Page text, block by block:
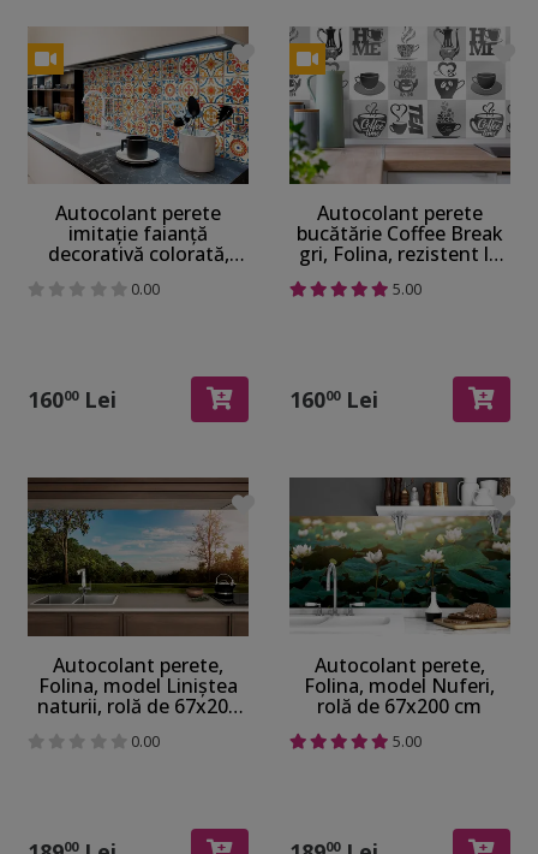
Autocolant perete
imitaţie faianţă
decorativă colorată,
şi căldură, rolă de
0.00
16000Lei
Autocolant perete
bucătărie Coffee Break
gri, Folina, rezistent la
apă şi căldură, rolă de
67x200 cm
5.00
16000Lei
Autocolant perete,
Folina, model Liniștea
naturii, rolă de 67x200
0.00
00
Autocolant perete,
Folina, model Nuferi,
rolă de 67x200 cm
5.00
00